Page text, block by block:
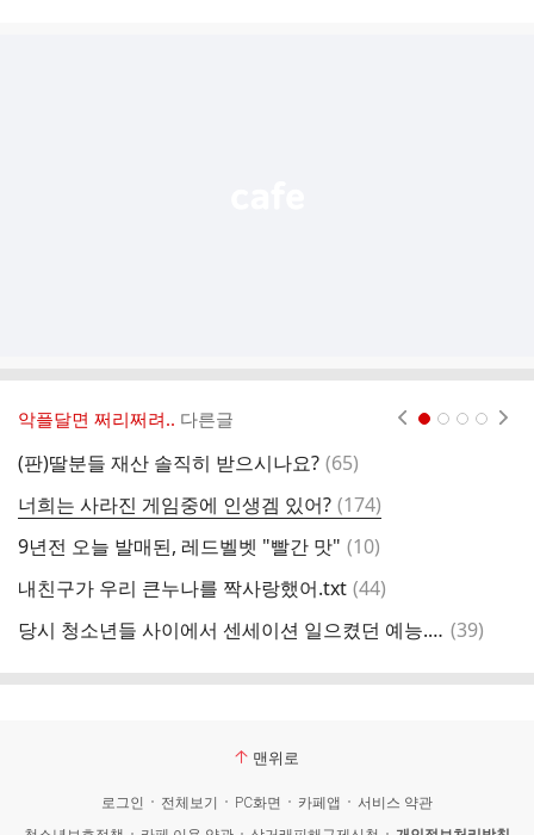
악플달면 쩌리쩌려.. 다른글
(판)딸분들 재산 솔직히 받으시나요? 댓
(65)
너희는 사라진 게임중에 인생겜 있어? 댓
글
(174)
9년전 오늘 발매된, 레드벨벳 "빨간 맛" 댓
(10)
내친구가 우리 큰누나를 짝사랑했어.txt 댓
(44)
당시 청소년들 사이에서 센세이션 일으켰던 예능.jpg 댓
(39)
맨위로
로그인 전체보기 PC화면 카페앱
서비스 약관